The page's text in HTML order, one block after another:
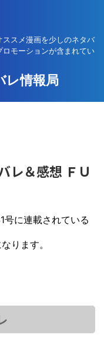
スメ漫画を少しのネタバ
モーションが含まれてい
レ情報局
レ＆感想 ＦＵ
に連載されている
ります。